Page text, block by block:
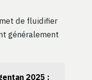
de fluidifier
généralement
2025 :